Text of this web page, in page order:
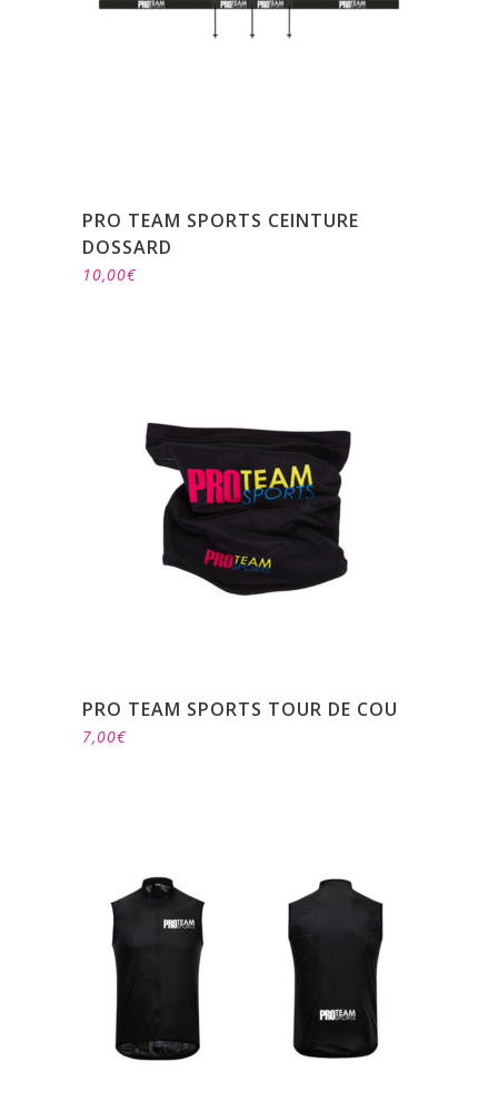
PRO TEAM SPORTS CEINTURE
DOSSARD
10,00€
PRO TEAM SPORTS TOUR DE COU
7,00€